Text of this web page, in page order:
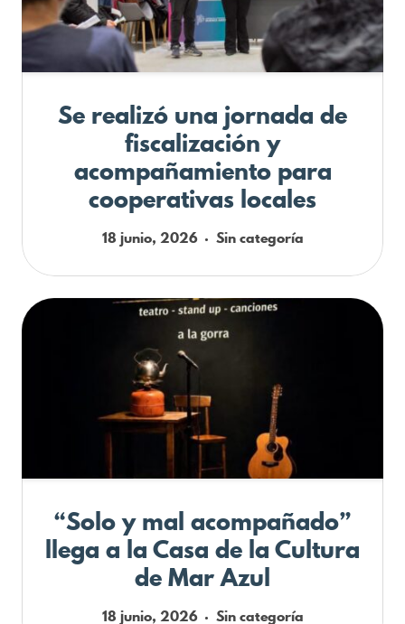
Se realizó una jornada de
fiscalización y
acompañamiento para
cooperativas locales
18 junio, 2026 Sin categoría
“Solo y mal acompañado”
llega a la Casa de la Cultura
de Mar Azul
18 junio, 2026 Sin categoría